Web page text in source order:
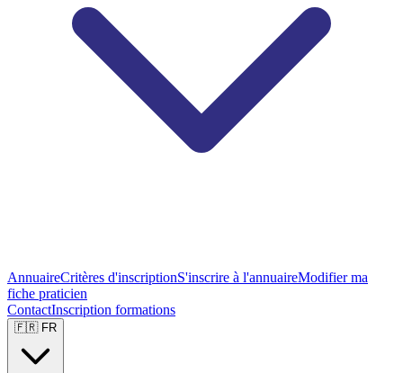
AnnuaireCritères d'inscriptionS'inscrire à l'annuaireModifier ma
fiche praticien
ContactInscription formations
🇫🇷 FR